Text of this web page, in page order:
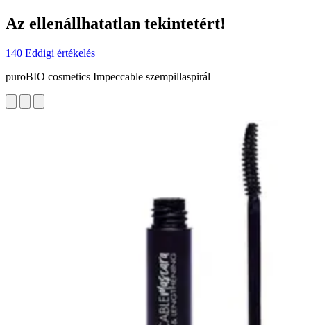
Az ellenállhatatlan tekintetért!
140 Eddigi értékelés
puroBIO cosmetics Impeccable szempillaspirál